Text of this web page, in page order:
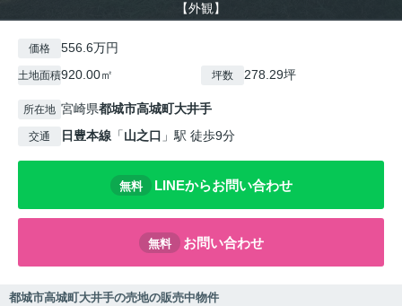
【外観】
価格 556.6万円
土地面積920.00㎡ 坪数 278.29坪
所在地 宮崎県都城市高城町大井手
交通 日豊本線 「山之口 」駅 徒歩9分
無料 LINEからお問い合わせ
無料 お問い合わせ
都城市高城町大井手の売地の販売中物件